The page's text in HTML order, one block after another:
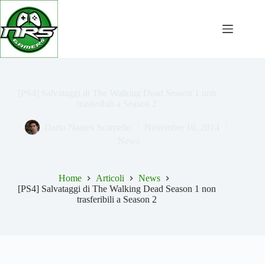
Salta
contenuto
Home Articoli
News
[PS4] Salvataggi di The Walking Dead Season 1 non
trasferibili a Season 2